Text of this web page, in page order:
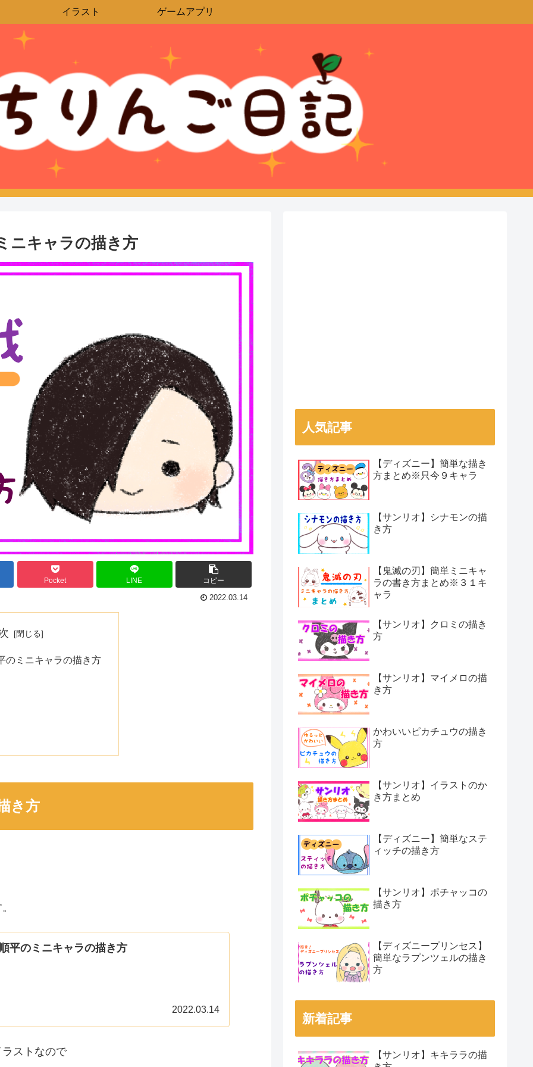
イラスト ゲームアプリ
ニキャラの描き方
Pocket LINE コピー
2022.03.14
のミニキャラの描き方
き方
平のミニキャラの描き方
2022.03.14
ストなので
人気記事
【ディズニー】簡単な描き
方まとめ※只今９キャラ
【サンリオ】シナモンの描
き方
【鬼滅の刃】簡単ミニキャ
ラの書き方まとめ※３１キ
ャラ
【サンリオ】クロミの描き
方
【サンリオ】マイメロの描
き方
かわいいピカチュウの描き
方
【サンリオ】イラストのか
き方まとめ
【ディズニー】簡単なステ
ィッチの描き方
【サンリオ】ポチャッコの
描き方
【ディズニープリンセス】
簡単なラプンツェルの描き
方
新着記事
【サンリオ】キキララの描